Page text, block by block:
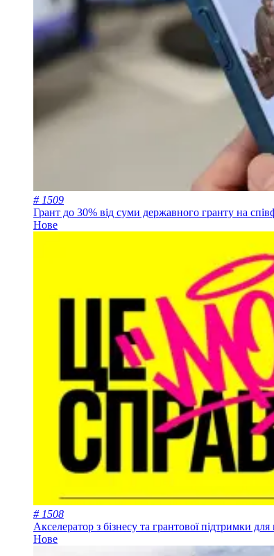
# 1509
Грант до 30% від суми державного гранту на
Нове
# 1508
Акселератор з бізнесу та грантової підтримки
Нове